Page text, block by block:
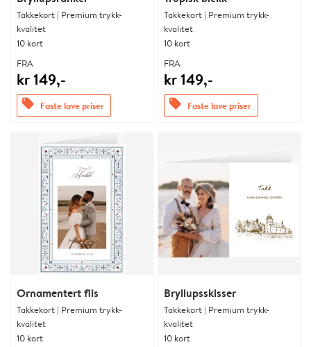
Takkekort | Premium trykk-
kvalitet
10 kort
FRA
kr 149,-
offers Faste lave priser
Takkekort | Premium trykk-
kvalitet
10 kort
FRA
kr 149,-
offers Faste lave priser
Ornamentert flis
Takkekort | Premium trykk-
kvalitet
10 kort
Bryllupsskisser
Takkekort | Premium trykk-
kvalitet
10 kort